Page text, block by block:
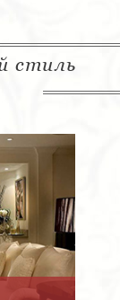
стиль